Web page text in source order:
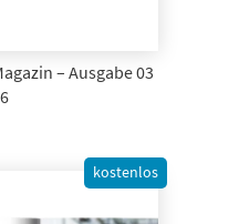
– Ausgabe 03
kostenlos